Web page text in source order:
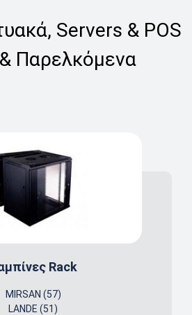
Servers & POS
Παρελκόμενα
Rack
MIRSAN (57)
LANDE (51)